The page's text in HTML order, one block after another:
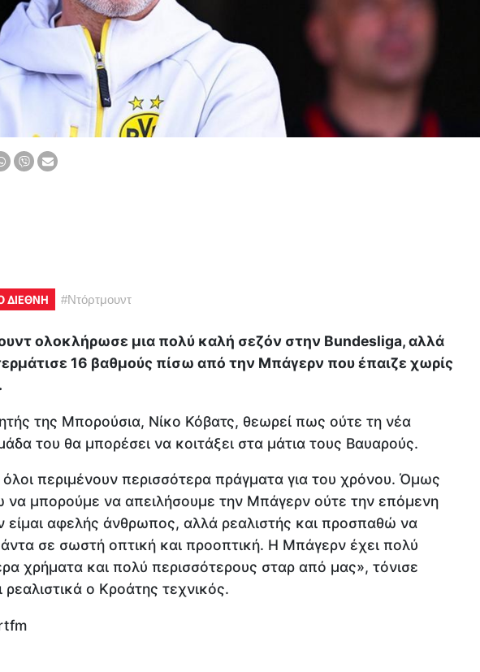
ΔΙΕΘΝΗ #Ντόρτμουντ
ολοκλήρωσε μια πολύ καλή σεζόν στην Bundesliga, αλλά
16 βαθμούς πίσω από την Μπάγερν που έπαιζε χωρίς
της Μπορούσια, Νίκο Κόβατς, θεωρεί πως ούτε τη νέα
του θα μπορέσει να κοιτάξει στα μάτια τους Βαυαρούς.
όλοι περιμένουν περισσότερα πράγματα για του χρόνου. Όμως
να μπορούμε να απειλήσουμε την Μπάγερν ούτε την επόμενη
είμαι αφελής άνθρωπος, αλλά ρεαλιστής και προσπαθώ να
σε σωστή οπτική και προοπτική. Η Μπάγερν έχει πολύ
χρήματα και πολύ περισσότερους σταρ από μας», τόνισε
ο Κροάτης τεχνικός.